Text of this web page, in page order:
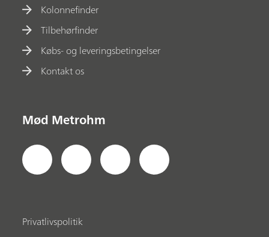
Kolonnefinder
Tilbehørfinder
Købs- og leveringsbetingelser
Kontakt os
Mød Metrohm
Privatlivspolitik